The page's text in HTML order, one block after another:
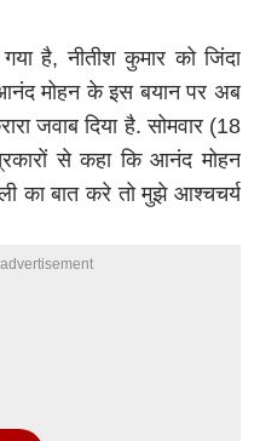
है, नीतीश कुमार को जिंदा
मोहन के इस बयान पर अब
जवाब दिया है. सोमवार (18
से कहा कि आनंद मोहन
का बात करे तो मुझे आश्चचर्य